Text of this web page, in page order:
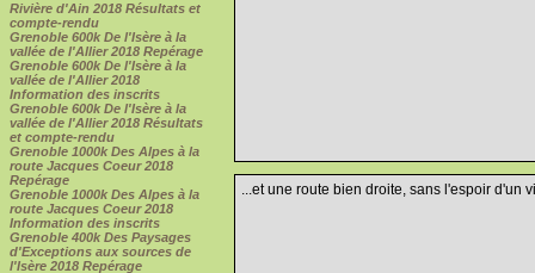
Rivière d'Ain 2018 Résultats et
compte-rendu
Grenoble 600k De l'Isère à la
vallée de l'Allier 2018 Repérage
Grenoble 600k De l'Isère à la
vallée de l'Allier 2018
Information des inscrits
Grenoble 600k De l'Isère à la
vallée de l'Allier 2018 Résultats
et compte-rendu
Grenoble 1000k Des Alpes à la
route Jacques Coeur 2018
Repérage
Grenoble 1000k Des Alpes à la
route Jacques Coeur 2018
Information des inscrits
Grenoble 400k Des Paysages
d'Exceptions aux sources de
l'Isère 2018 Repérage
...et une route bien droite, sans l'espoir d'un